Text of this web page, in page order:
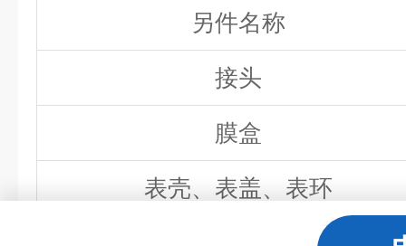
另件名称
接头
膜盒
表壳、表盖、表环